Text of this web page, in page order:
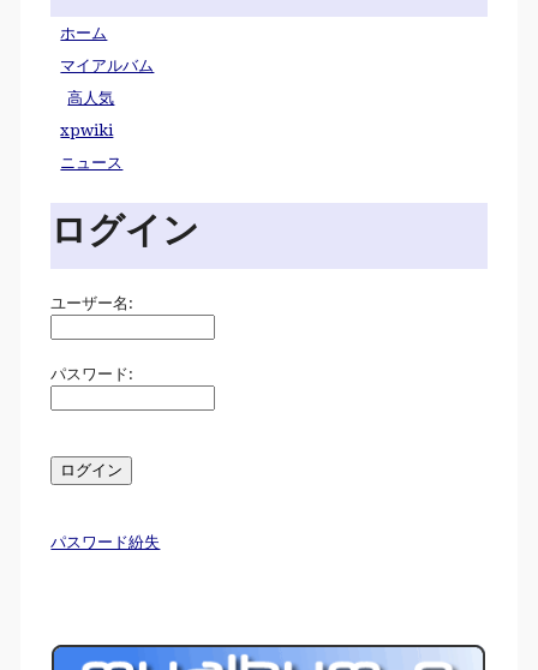
ホーム
マイアルバム
高人気
xpwiki
ニュース
ログイン
ユーザー名:
パスワード:
パスワード紛失